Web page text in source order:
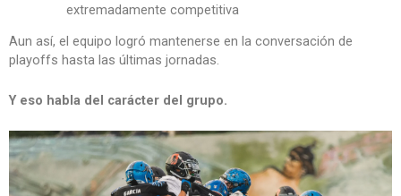
extremadamente competitiva
Aun así, el equipo logró mantenerse en la conversación de
playoffs hasta las últimas jornadas.
Y eso habla del carácter del grupo.